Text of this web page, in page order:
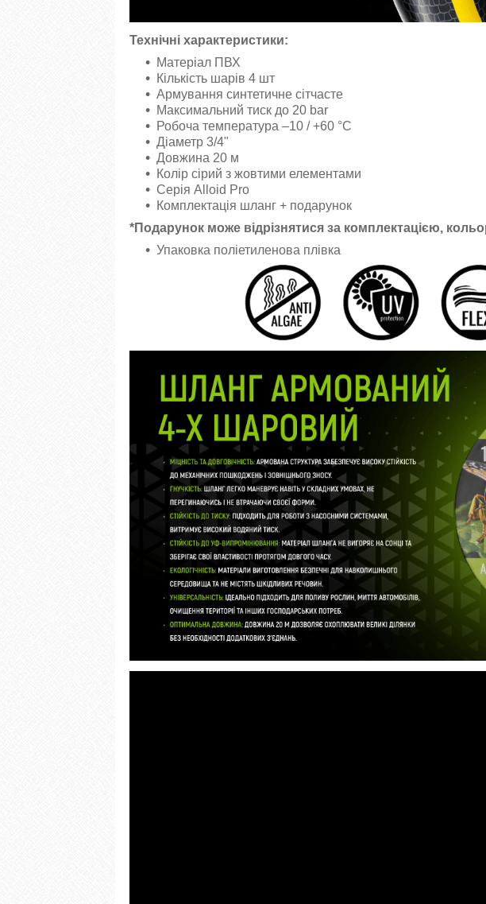
Технічні характеристики:
Матеріал ПВХ
Кількість шарів 4 шт
Армування синтетичне сітчасте
Максимальний тиск до 20 bar
Робоча температура –10 / +60 °C
Діаметр 3/4"
Довжина 20 м
Колір сірий з жовтими елементами
Серія Alloid Pro
Комплектація шланг + подарунок
*Подарунок може відрізнятися за комплектацією,
Упаковка поліетиленова плівка​​